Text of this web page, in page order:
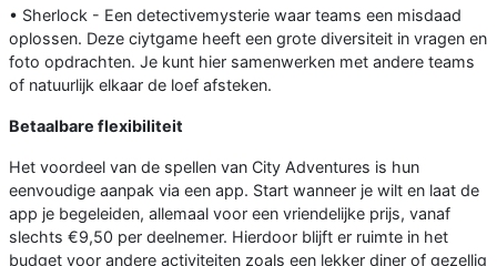
• Sherlock - Een detectivemysterie waar teams een misdaad
oplossen. Deze ciytgame heeft een grote diversiteit in vragen en
foto opdrachten. Je kunt hier samenwerken met andere teams
of natuurlijk elkaar de loef afsteken.
Betaalbare flexibiliteit
Het voordeel van de spellen van City Adventures is hun
eenvoudige aanpak via een app. Start wanneer je wilt en laat de
app je begeleiden, allemaal voor een vriendelijke prijs, vanaf
slechts €9,50 per deelnemer. Hierdoor blijft er ruimte in het
budget voor andere activiteiten zoals een lekker diner of gezellig